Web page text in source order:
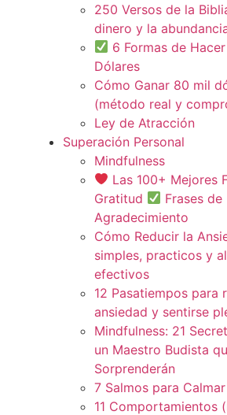
250 Versos de la
dinero y la
6 Formas de
Dólares
Cómo Ganar 80 mil
(método real y
Ley de Atracción
Superación Personal
Mindfulness
Las 100+ Mejores
Gratitud
Frases de
Agradecimiento
Cómo Reducir la
simples, practicos y
efectivos
12 Pasatiempos para
ansiedad y sentirse
Mindfulness: 21
un Maestro Budista
Sorprenderán
7 Salmos para
11 Comportamientos